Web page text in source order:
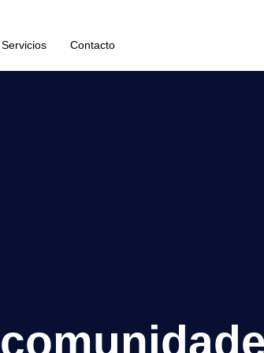
Servicios Contacto